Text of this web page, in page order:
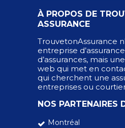
À PROPOS DE
ASSURANCE
TrouvetonAssurance
entreprise
d’assurances, mais
web qui met en
qui cherchent une
entreprises ou
NOS PARTENAIRES
Montréal